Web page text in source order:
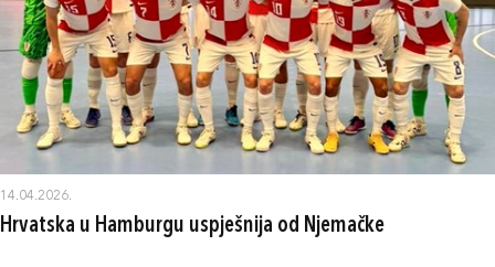
14.04.2026.
Hrvatska u Hamburgu uspješnija od Njemačke